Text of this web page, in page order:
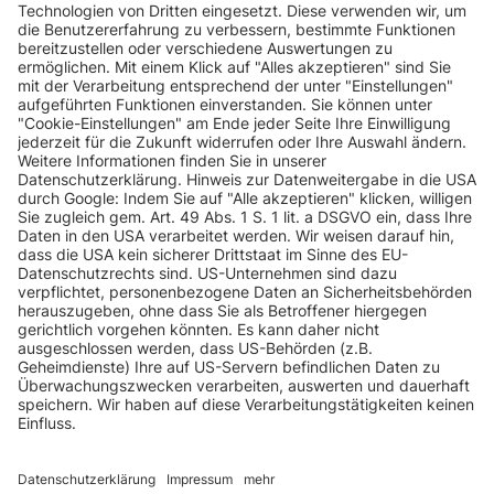
RENAULT Laguna (G)
Laguna 2.0
Turbo
170 PS
RENAULT Laguna (G) Laguna 2.2 dCi 140 PS
RENAULT Laguna (G)
Laguna 2.2 dCi
FAP
140 PS
RENAULT Laguna (G) Laguna 3.0 V6 207 PS
RENAULT Laguna (G)
Laguna
Grandtour 1.6
107 PS
RENAULT Laguna (G)
Laguna
Grandtour 1.6
16V
112 PS
RENAULT Laguna (G)
Laguna
Grandtour 1.8
116 PS
INFORMATIONEN
KUNDENSERVICE
INFORMATIONEN
ZAHLUNGSARTEN
KONTAKT
GEPRÜFTE QUALITÄT